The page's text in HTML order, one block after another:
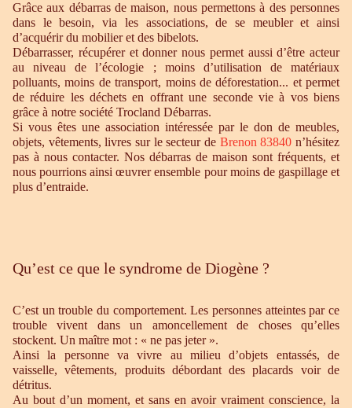
Grâce aux débarras de maison, nous permettons à des personnes
dans le besoin, via les associations, de se meubler et ainsi
d’acquérir du mobilier et des bibelots.
Débarrasser, récupérer et donner nous permet aussi d’être acteur
au niveau de l’écologie ; moins d’utilisation de matériaux
polluants, moins de transport, moins de déforestation... et permet
de réduire les déchets en offrant une seconde vie à vos biens
grâce à notre société Trocland Débarras.
Si vous êtes une association intéressée par le don de meubles,
objets, vêtements, livres sur le secteur de Brenon 83840 n’hésitez
pas à nous contacter. Nos débarras de maison sont fréquents, et
nous pourrions ainsi œuvrer ensemble pour moins de gaspillage et
plus d’entraide.
Qu’est ce que le syndrome de Diogène ?
C’est un trouble du comportement. Les personnes atteintes par ce
trouble vivent dans un amoncellement de choses qu’elles
stockent. Un maître mot : « ne pas jeter ».
Ainsi la personne va vivre au milieu d’objets entassés, de
vaisselle, vêtements, produits débordant des placards voir de
détritus.
Au bout d’un moment, et sans en avoir vraiment conscience, la